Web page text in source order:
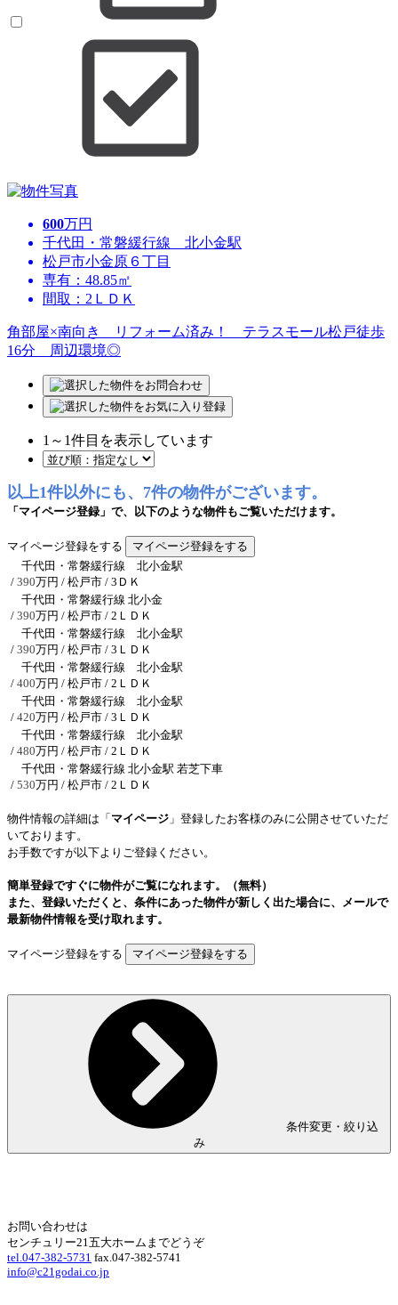
600万円
千代田・常磐緩行線 北小金駅
松戸市小金原６丁目
専有：48.85㎡
間取：2ＬＤＫ
角部屋×南向き リフォーム済み！ テラスモール松戸徒歩
16分 周辺環境◎
1 ～ 1件目を表示しています
以上1件以外にも、7件の物件がございます。
「マイページ登録」で、以下のような物件もご覧いただけます。
マイページ登録をする
千代田・常磐緩行線 北小金駅
/ 390万円 / 松戸市 / 3ＤＫ
千代田・常磐緩行線 北小金
/ 390万円 / 松戸市 / 2ＬＤＫ
千代田・常磐緩行線 北小金駅
/ 390万円 / 松戸市 / 3ＬＤＫ
千代田・常磐緩行線 北小金駅
/ 400万円 / 松戸市 / 2ＬＤＫ
千代田・常磐緩行線 北小金駅
/ 420万円 / 松戸市 / 3ＬＤＫ
千代田・常磐緩行線 北小金駅
/ 480万円 / 松戸市 / 2ＬＤＫ
千代田・常磐緩行線 北小金駅 若芝下車
/ 530万円 / 松戸市 / 2ＬＤＫ
物件情報の詳細は「 マイページ 」登録したお客様のみに公開させていただ
いております。
お手数ですが以下よりご登録ください。
簡単登録ですぐに物件がご覧になれます。（無料）
また、登録いただくと、条件にあった物件が新しく出た場合に、メールで
最新物件情報を受け取れます。
マイページ登録をする
条件変更・絞り込
み
お問い合わせは
センチュリー21五大ホームまでどうぞ
tel.047-382-5731 fax.047-382-5741
info@c21godai.co.jp